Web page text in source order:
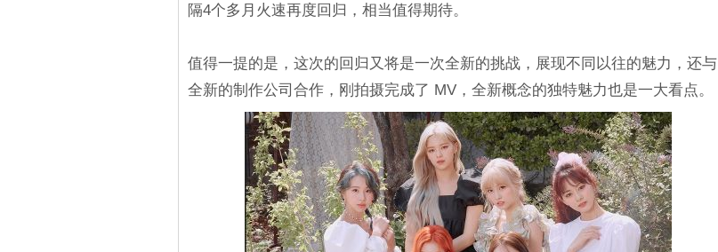
隔4个多月火速再度回归，相当值得期待。
值得一提的是，这次的回归又将是一次全新的挑战，展现不同以往的魅力，还与
全新的制作公司合作，刚拍摄完成了 MV，全新概念的独特魅力也是一大看点。